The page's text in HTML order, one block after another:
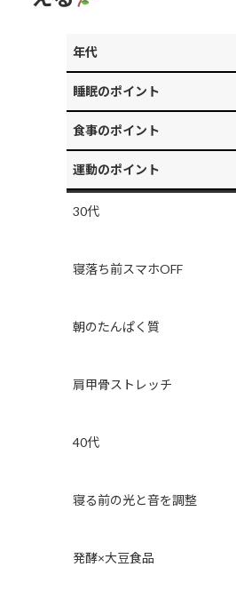
年代
睡眠のポイント
食事のポイント
運動のポイント
30代
寝落ち前スマホOFF
朝のたんぱく質
肩甲骨ストレッチ
40代
寝る前の光と音を調整
発酵×大豆食品